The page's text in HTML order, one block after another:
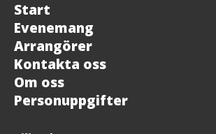
Start
Evenemang
Arrangörer
Kontakta oss
Om oss
Personuppgifter